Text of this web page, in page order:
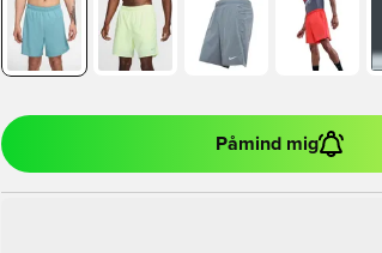
Påmind mig